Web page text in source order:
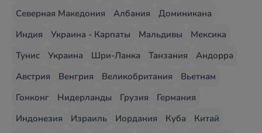
Северная Македония
Албания
Доминикана
Индия
Украина - Карпаты Мальдивы
Мексика
Тунис
Украина Шри-Ланка Танзания
Андорра
Австрия
Венгрия Великобритания
Вьетнам
Гонконг
Нидерланды Грузия
Германия
Индонезия
Израиль Иордания Куба
Китай